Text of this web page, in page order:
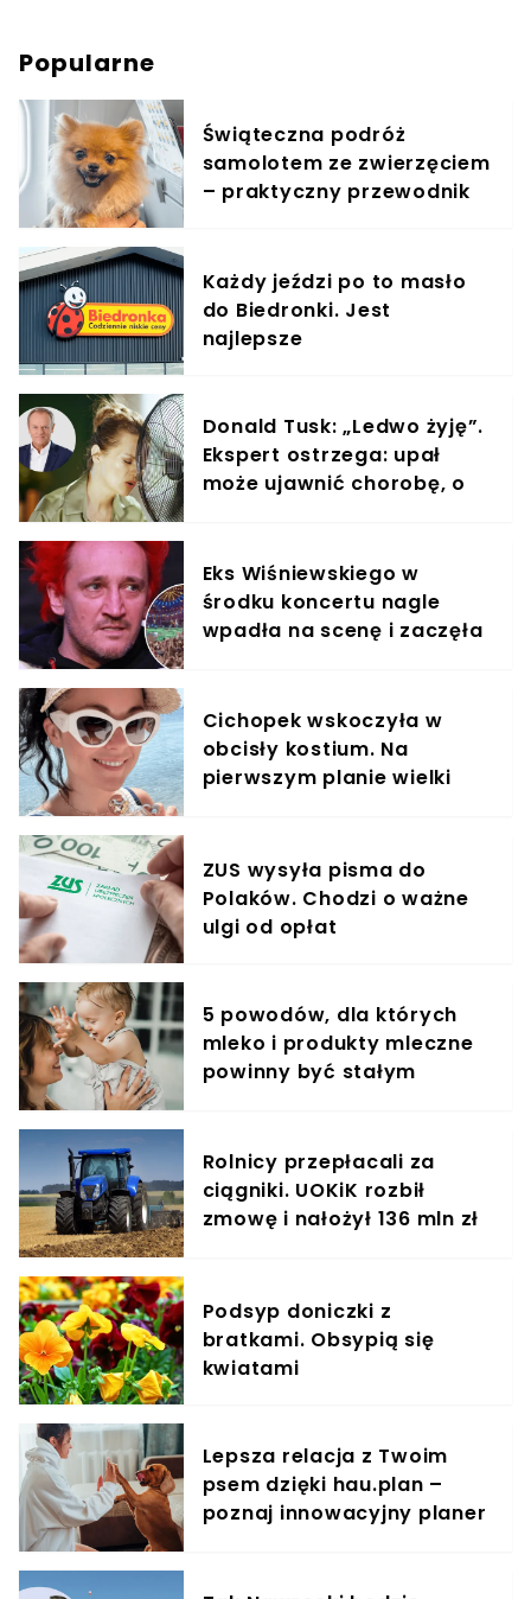
Popularne
Świąteczna podróż
samolotem ze zwierzęciem
– praktyczny przewodnik
Każdy jeździ po to masło
do Biedronki. Jest
najlepsze
Donald Tusk: „Ledwo żyję”.
Ekspert ostrzega: upał
może ujawnić chorobę, o
Eks Wiśniewskiego w
środku koncertu nagle
wpadła na scenę i zaczęła
Cichopek wskoczyła w
obcisły kostium. Na
pierwszym planie wielki
ZUS wysyła pisma do
Polaków. Chodzi o ważne
ulgi od opłat
5 powodów, dla których
mleko i produkty mleczne
powinny być stałym
Rolnicy przepłacali za
ciągniki. UOKiK rozbił
zmowę i nałożył 136 mln zł
Podsyp doniczki z
bratkami. Obsypią się
kwiatami
Lepsza relacja z Twoim
psem dzięki hau.plan –
poznaj innowacyjny planer